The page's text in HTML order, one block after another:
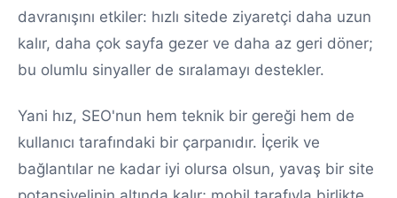
davranışını etkiler: hızlı sitede ziyaretçi daha uzun
kalır, daha çok sayfa gezer ve daha az geri döner;
bu olumlu sinyaller de sıralamayı destekler.
Yani hız, SEO'nun hem teknik bir gereği hem de
kullanıcı tarafındaki bir çarpanıdır. İçerik ve
bağlantılar ne kadar iyi olursa olsun, yavaş bir site